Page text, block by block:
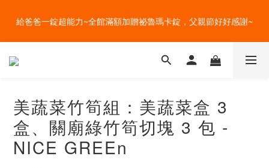
吃菜~
吃菜~
直送 4 度的清爽~全館任選多件加贈好禮，一鍵宅配到家！
給爸爸一錠超能力~全館滿額加贈祕魯瑪卡錠，父親節好好感謝~
盛夏的餐桌，一定少不了美蔬菜的清爽~ A+B 送購物金🎁一起好好
吃菜~
美蔬菜竹筍組：美蔬菜盒 3
盒、關廟綠竹筍切塊 3 包 -
NICE GREEn